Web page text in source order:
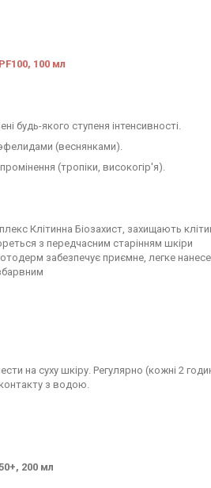
100 мл
будь-якого ступеня інтенсивності.
(веснянками).
(тропіки, високогір'я).
Клітинна Біозахист, захищають
з передчасним старінням шкіри
забезпечує приємне, легке
на суху шкіру. Регулярно (кожні 2
з водою.
200 мл